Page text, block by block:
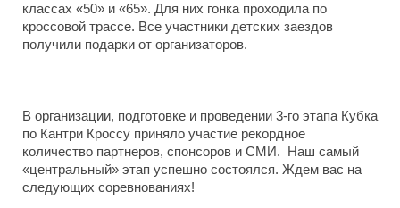
классах «50» и «65». Для них гонка проходила по
кроссовой трассе. Все участники детских заездов
получили подарки от организаторов.
В организации, подготовке и проведении 3-го этапа Кубка
по Кантри Кроссу приняло участие рекордное
количество партнеров, спонсоров и СМИ. Наш самый
«центральный» этап успешно состоялся. Ждем вас на
следующих соревнованиях!